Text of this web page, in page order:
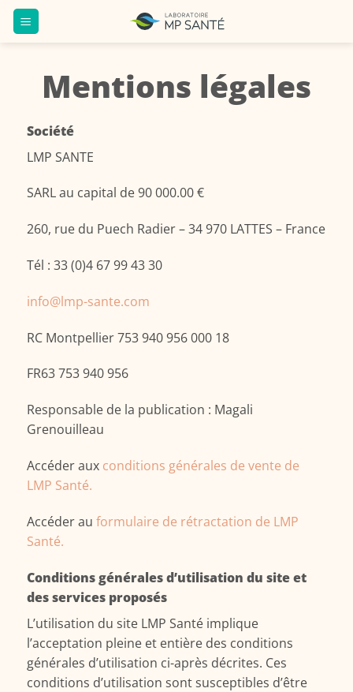
Passer
au
Mentions légales
Société
LMP SANTE
SARL au capital de 90 000.00 €
260, rue du Puech Radier – 34 970 LATTES – France
Tél : 33 (0)4 67 99 43 30
info@lmp-sante.com
RC Montpellier 753 940 956 000 18
FR63 753 940 956
Responsable de la publication : Magali
Grenouilleau
Accéder aux conditions générales de vente de
LMP Santé.
Accéderau formulaire de rétractation de LMP
Santé.
Conditions générales d’utilisation du site et
des services proposés
L’utilisation du site LMP Santé implique
l’acceptation pleine et entière des conditions
générales d’utilisation ci-après décrites. Ces
conditions d’utilisation sont susceptibles d’être